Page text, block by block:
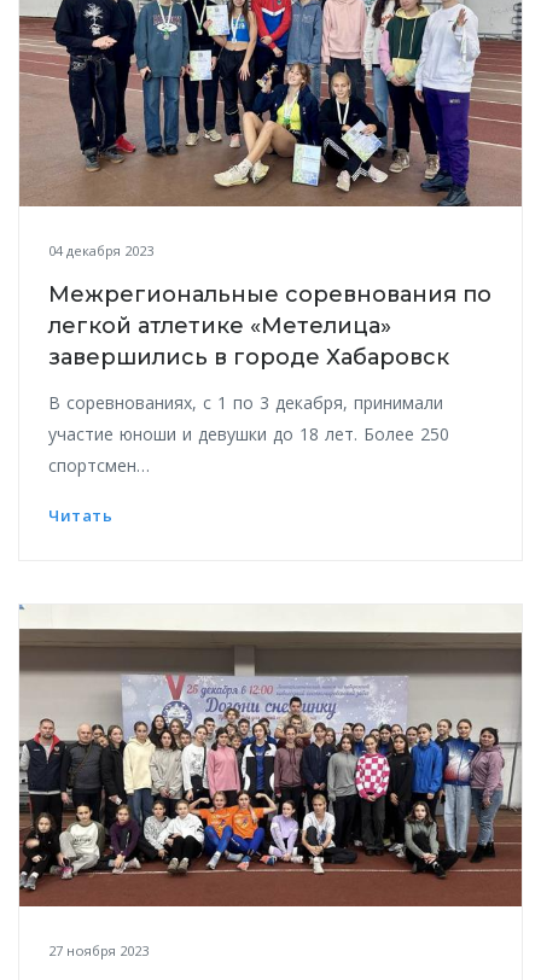
04 декабря 2023
Межрегиональные соревнования по
легкой атлетике «Метелица»
завершились в городе Хабаровск
В соревнованиях, с 1 по 3 декабря, принимали
участие юноши и девушки до 18 лет. Более 250
спортсмен…
Читать
27 ноября 2023